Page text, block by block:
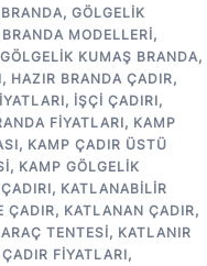
, GÖLGELIK
MODELLERI,
GÖLGELIK KUMAŞ BRANDA,
, HAZIR BRANDA ÇADIR,
, IŞÇI ÇADIRI,
FIYATLARI, KAMP
, KAMP ÇADIR ÜSTÜ
, KAMP GÖLGELIK
, KATLANABILIR
ÇADIR, KATLANAN ÇADIR,
TENTESI, KATLANIR
FIYATLARI,